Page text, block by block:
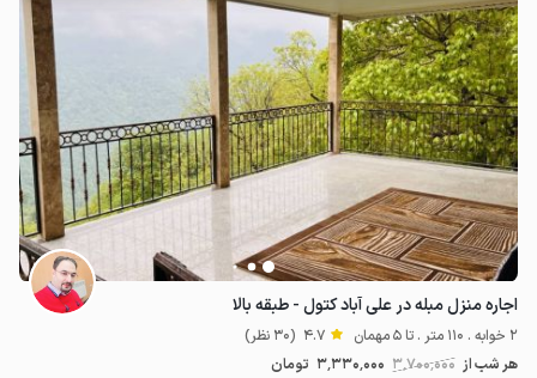
اجاره منزل مبله در علی آباد کتول - طبقه بالا
2 خوابه . 110 متر . تا 5 مهمان 4.7 (30 نظر)
هر شب از 3٬700٬000 3٬330٬000 تومان